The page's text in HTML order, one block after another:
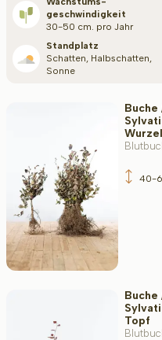
Anwendung
Blütezeit
Blattfarbe
Widerstandsfähigkeit
geschwindigkeit
30-50 cm. pro Jahr
Standplatz
Schatten, Halbschatten,
Sonne
Buche
Wurzel
40-
Buche
Topf